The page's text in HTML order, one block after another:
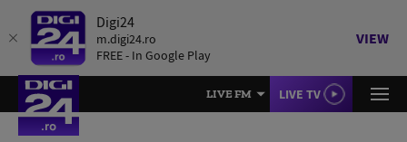
Digi24
m.digi24.ro
FREE - In Google Play
VIEW
LIVE FM LIVE TV